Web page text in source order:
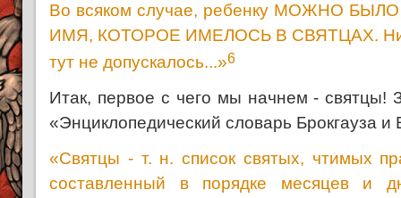
Во всяком случае, ребенку МОЖНО
ИМЯ, КОТОРОЕ ИМЕЛОСЬ В СВЯТЦАХ.
тут не допускалось...»6
Итак, первое с чего мы начнем - святцы!
«Энциклопедический словарь Брокгауза
«Святцы - т. н. список святых, чтимых
составленный в порядке месяцев и